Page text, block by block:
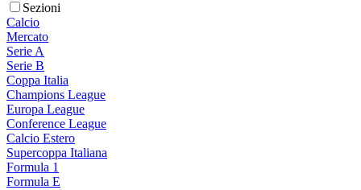
Sezioni
Calcio
Mercato
Serie A
Serie B
Coppa Italia
Champions League
Europa League
Conference League
Calcio Estero
Supercoppa Italiana
Formula 1
Formula E